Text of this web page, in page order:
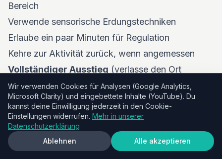
Bereich
Verwende sensorische Erdungstechniken
Erlaube ein paar Minuten für Regulation
Kehre zur Aktivität zurück, wenn angemessen
Vollständiger Ausstieg (verlasse den Ort
vollständig):
Wenn dein Kind sich in der Umgebung nicht
regulieren kann
Wenn du zu getriggert bist, um effektiv zu
antworten
Wir verwenden Cookies für Analysen (Google Analytics,
Microsoft Clarity) und eingebettete Inhalte (YouTube). Du
kannst deine Einwilligung jederzeit in den Cookie-
Einstellungen widerrufen. Mehr in unserer
Datenschutzerklärung
Ablehnen
Alle akzeptieren